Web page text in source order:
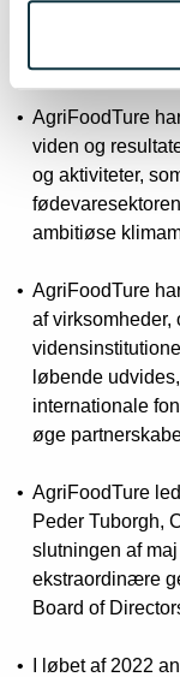
fødevareklynge
AgriFoodTure
viden og
og aktiviteter,
ambitiøse
AgriFoodTure
af virksomheder,
løbende
internationale
øge
AgriFoodTure
Peder Tuborgh,
slutningen af
ekstraordinære
Board of
I løbet af 2022